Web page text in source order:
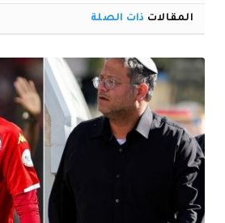
المقالات ذات الصلة